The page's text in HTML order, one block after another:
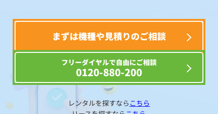
まずは機種や見積りのご相談
フリーダイヤルで自由にご相談
0120-880-200
レンタルを探すなら こちら